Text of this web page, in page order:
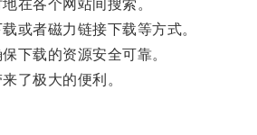
在各个网站间搜索。
或者磁力链接下载等方式。
下载的资源安全可靠。
了极大的便利。